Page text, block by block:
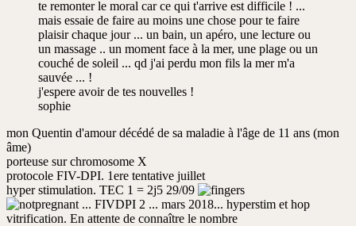
te remonter le moral car ce qui t'arrive est difficile ! ...
mais essaie de faire au moins une chose pour te faire
plaisir chaque jour ... un bain, un apéro, une lecture ou
un massage .. un moment face à la mer, une plage ou un
couché de soleil ... qd j'ai perdu mon fils la mer m'a
sauvée ... !
j'espere avoir de tes nouvelles !
sophie
mon Quentin d'amour décédé de sa maladie à l'âge de 11 ans (mon
âme)
porteuse sur chromosome X
protocole FIV-DPI. 1ere tentative juillet
hyper stimulation. TEC 1 = 2j5 29/09
... FIVDPI 2 ... mars 2018... hyperstim et hop
vitrification. En attente de connaître le nombre